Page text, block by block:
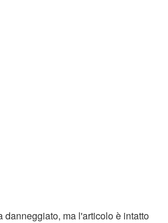
danneggiato, ma l'articolo è intatto